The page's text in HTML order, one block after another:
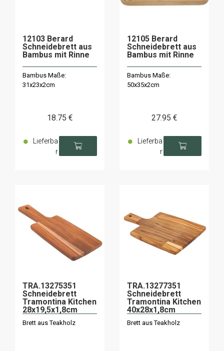
12103 Berard
Schneidebrett aus
Bambus mit Rinne
Bambus Maße:
31x23x2cm
18.75 €
Lieferba
r
12105 Berard
Schneidebrett aus
Bambus mit Rinne
Bambus Maße:
50x35x2cm
27.95 €
Lieferba
r
TRA.13275351
Schneidebrett
Tramontina Kitchen
28x19,5x1,8cm
Brett aus Teakholz
TRA.13277351
Schneidebrett
Tramontina Kitchen
40x28x1,8cm
Brett aus Teakholz